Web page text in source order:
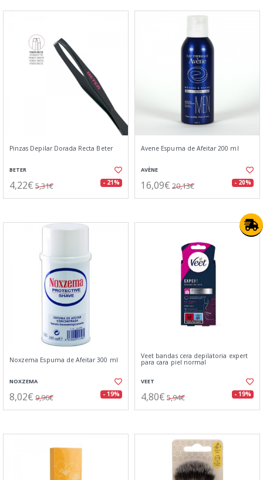
Pinzas Depilar Dorada Recta Beter
BETER
4,22€ 5,31€ - 21%
Avene Espuma de Afeitar 200 ml
AVÈNE
16,09€ 20,13€ - 20%
Noxzema Espuma de Afeitar 300 ml
NOXZEMA
8,02€ 9,96€ - 19%
Veet bandas cera depilatoria expert
para cara piel normal
VEET
4,80€ 5,94€ - 19%